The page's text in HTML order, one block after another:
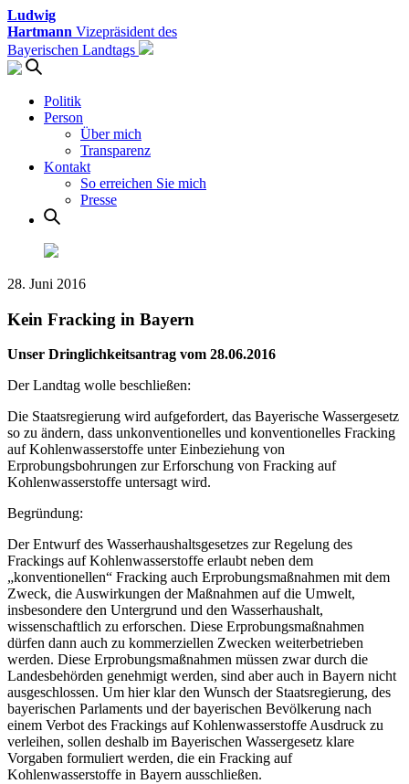
Ludwig
Hartmann Vizepräsident des
Bayerischen Landtags
Politik
Person
Über mich
Transparenz
Kontakt
So erreichen Sie mich
Presse
28. Juni 2016
Kein Fracking in Bayern
Unser Dringlichkeitsantrag vom 28.06.2016
Der Landtag wolle beschließen:
Die Staatsregierung wird aufgefordert, das Bayerische Wassergesetz
so zu ändern, dass unkonventionelles und konventionelles Fracking
auf Kohlenwasserstoffe unter Einbeziehung von
Erprobungsbohrungen zur Erforschung von Fracking auf
Kohlenwasserstoffe untersagt wird.
Begründung:
Der Entwurf des Wasserhaushaltsgesetzes zur Regelung des
Frackings auf Kohlenwasserstoffe erlaubt neben dem
„konventionellen“ Fracking auch Erprobungsmaßnahmen mit dem
Zweck, die Auswirkungen der Maßnahmen auf die Umwelt,
insbesondere den Untergrund und den Wasserhaushalt,
wissenschaftlich zu erforschen. Diese Erprobungsmaßnahmen
dürfen dann auch zu kommerziellen Zwecken weiterbetrieben
werden. Diese Erprobungsmaßnahmen müssen zwar durch die
Landesbehörden genehmigt werden, sind aber auch in Bayern nicht
ausgeschlossen. Um hier klar den Wunsch der Staatsregierung, des
bayerischen Parlaments und der bayerischen Bevölkerung nach
einem Verbot des Frackings auf Kohlenwasserstoffe Ausdruck zu
verleihen, sollen deshalb im Bayerischen Wassergesetz klare
Vorgaben formuliert werden, die ein Fracking auf
Kohlenwasserstoffe in Bayern ausschließen.